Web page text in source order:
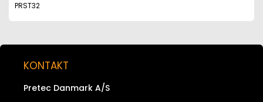
PRST32
KONTAKT
Pretec Danmark A/S